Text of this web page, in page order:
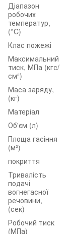
Діапазон
робочих
температур,
(°C)
Клас пожежі
Максимальний
тиск, МПа (кгс/
см²)
Маса заряду,
(кг)
Матеріал
Об'єм (л)
Площа гасіння
(м²)
покриття
Тривалість
подачі
вогнегасної
речовини,
(сек)
Робочий тиск
(МПа)